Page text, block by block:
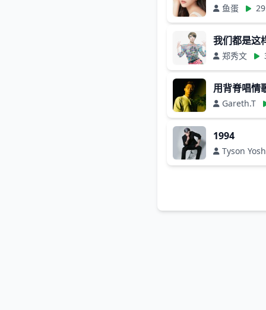
鱼蛋
我们都是这
郑秀文
用背脊唱情
Gareth.T
1994
Tyson